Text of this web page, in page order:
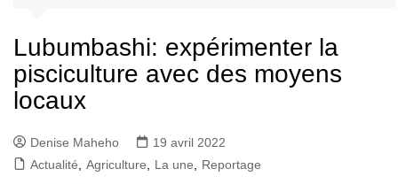
Lubumbashi: expérimenter la
pisciculture avec des moyens
locaux
Denise Maheho
19 avril 2022
Actualité
Agriculture La une Reportage